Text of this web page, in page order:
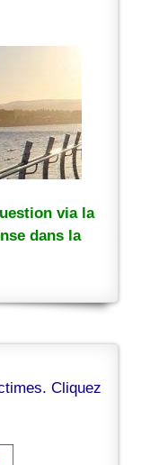
via la
dans la
Cliquez